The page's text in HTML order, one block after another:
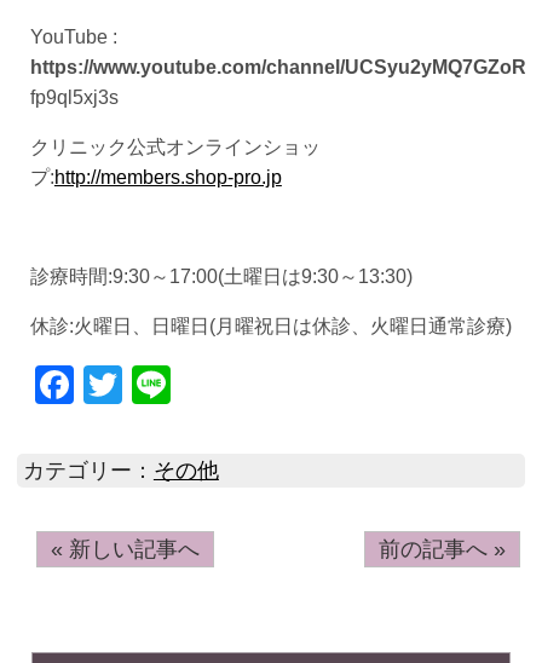
YouTube :
https://www.youtube.com/channel/
fp9ql5xj3s
クリニック公式オンラインショッ
プ:http://members.shop-pro.jp
診療時間:9:30～17:00(土曜日は9:30～13:30)
休診:火曜日、日曜日(月曜祝日は休診、火曜日通常診療)
Facebook
Twitter
Line
カテゴリー： その他
« 新しい記事へ 前の記事へ »